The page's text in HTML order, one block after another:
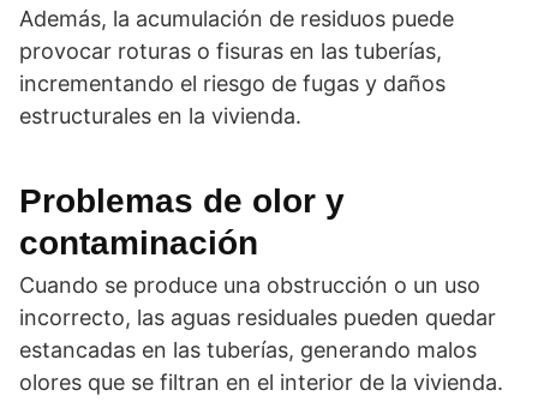
Además, la acumulación de residuos puede
provocar roturas o fisuras en las tuberías,
incrementando el riesgo de fugas y daños
estructurales en la vivienda.
Problemas de olor y
contaminación
Cuando se produce una obstrucción o un uso
incorrecto, las aguas residuales pueden quedar
estancadas en las tuberías, generando malos
olores que se filtran en el interior de la vivienda.